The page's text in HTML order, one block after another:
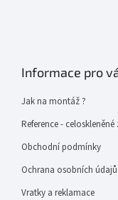
Informace pro
Jak na montáž ?
Reference -
Obchodní podmínky
Ochrana osobních údajů
Vratky a reklamace